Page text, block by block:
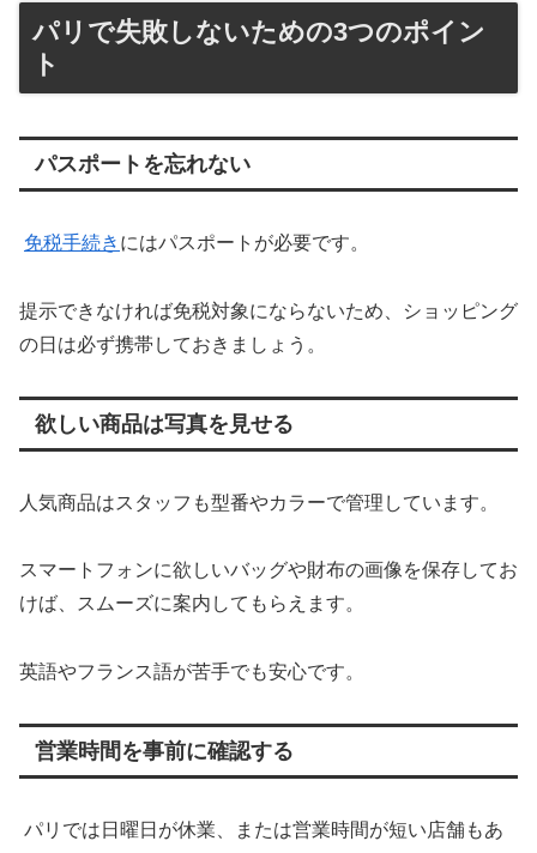
パリで失敗しないための3つのポイン
ト
パスポートを忘れない
免税手続き にはパスポートが必要です。
提示できなければ免税対象にならないため、ショッピング
の日は必ず携帯しておきましょう。
欲しい商品は写真を見せる
人気商品はスタッフも型番やカラーで管理しています。
スマートフォンに欲しいバッグや財布の画像を保存してお
けば、スムーズに案内してもらえます。
英語やフランス語が苦手でも安心です。
営業時間を事前に確認する
パリでは日曜日が休業、または営業時間が短い店舗もあ